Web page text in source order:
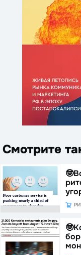
Смотрите